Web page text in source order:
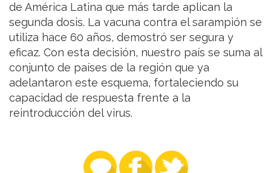
de América Latina que más tarde aplican la
segunda dosis. La vacuna contra el sarampión se
utiliza hace 60 años, demostró ser segura y
eficaz. Con esta decisión, nuestro país se suma al
conjunto de países de la región que ya
adelantaron este esquema, fortaleciendo su
capacidad de respuesta frente a la
reintroducción del virus.